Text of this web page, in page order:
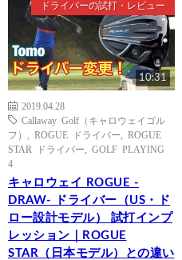
ドライバーの試打・レビュー
10:31
2019.04.28
Callaway Golf（キャロウェイゴル
フ）
ROGUE ドライバー
ROGUE
STAR ドライバー
GOLF PLAYING
4
キャロウェイ ROGUE -
DRAW- ドライバー（US・ド
ロー設計モデル） 試打インプ
レッション｜ROGUE
STAR（日本モデル）との違い